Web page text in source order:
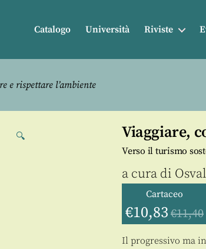
Catalogo Università Riviste
e rispettare l’ambiente
🔍 Viaggiare,
Verso il turismo
a cura di
Cartaceo
€10,83 €11,40
Il progressivo ma